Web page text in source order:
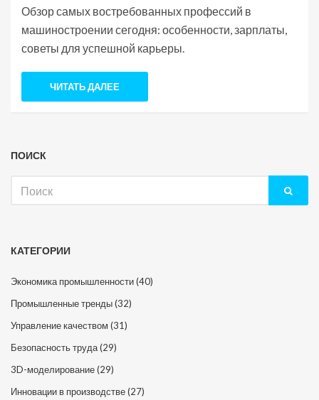
Обзор самых востребованных профессий в
машиностроении сегодня: особенности, зарплаты,
советы для успешной карьеры.
ЧИТАТЬ ДАЛЕЕ
ПОИСК
КАТЕГОРИИ
Экономика промышленности(40)
Промышленные тренды(32)
Управление качеством (31)
Безопасность труда(29)
3D-моделирование(29)
Инновации в производстве(27)